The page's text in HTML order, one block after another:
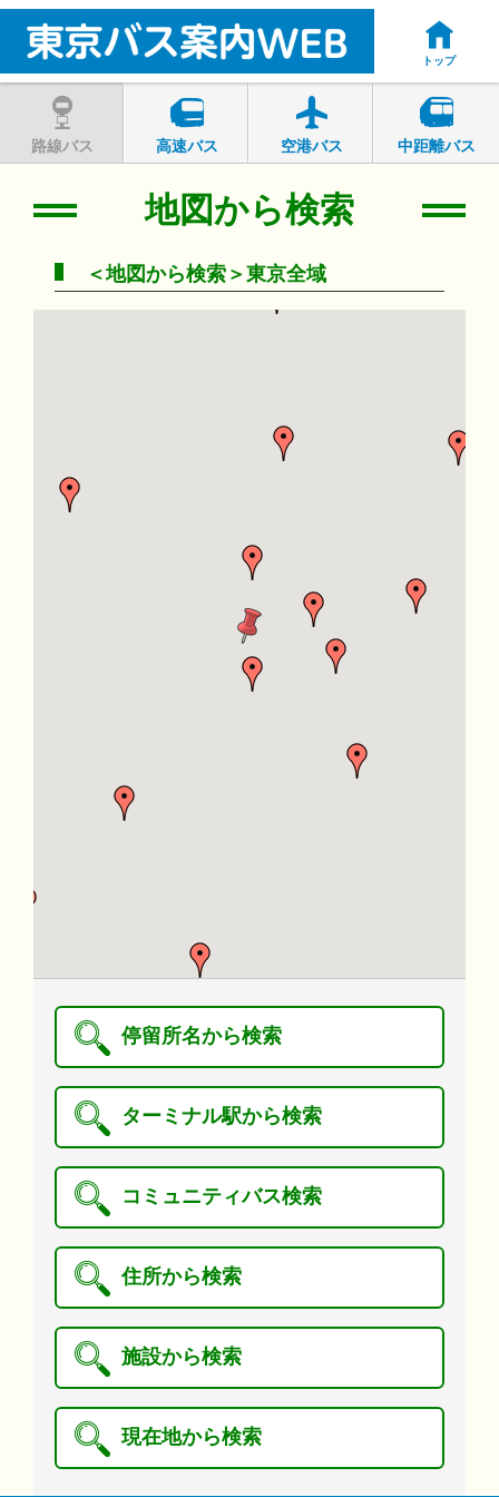
トップ
路線バス 高速バス 空港バス 中距離バス
地図から検索
＜地図から検索＞東京全域
停留所名から検索
ターミナル駅から検索
コミュニティバス検索
住所から検索
施設から検索
現在地から検索